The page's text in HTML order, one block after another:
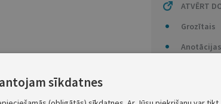
ATVĒRT
Grozītais
2;".
Ministru prezidents
A. K. Kariņš
sīkdatnes